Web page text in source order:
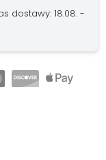
dostawy: 18.08. -